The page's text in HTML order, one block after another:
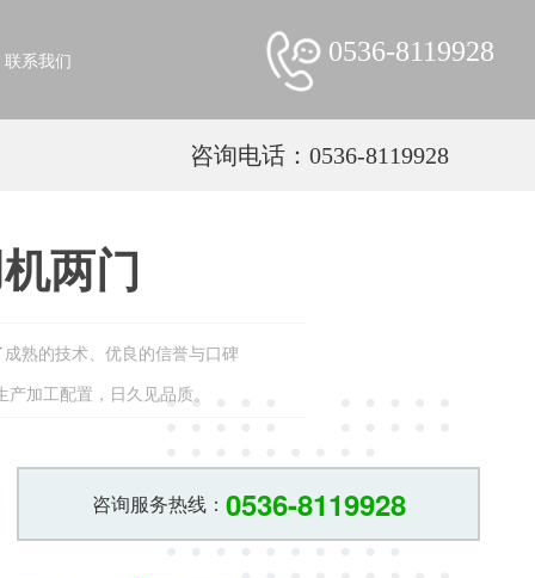
联系我们 0536-8119928
咨询电话：0536-8119928
两门
熟的技术、优良的信誉与口碑
加工配置，日久见品质。
咨询服务热线： 0536-8119928